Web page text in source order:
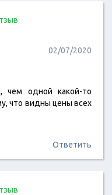
02/07/2020
чем одной какой-то
что видны цены всех
Ответить